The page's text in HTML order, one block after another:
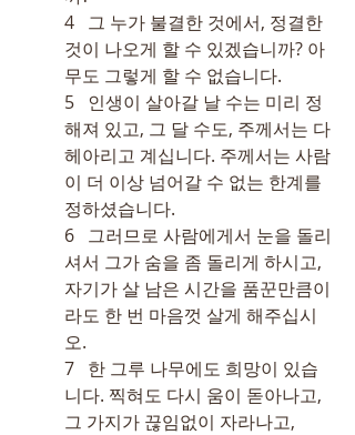
4   그 누가 불결한 것에서, 정결한
것이 나오게 할 수 있겠습니까? 아
무도 그렇게 할 수 없습니다.
5   인생이 살아갈 날 수는 미리 정
해져 있고, 그 달 수도, 주께서는 다
헤아리고 계십니다. 주께서는 사람
이 더 이상 넘어갈 수 없는 한계를
정하셨습니다.
6   그러므로 사람에게서 눈을 돌리
셔서 그가 숨을 좀 돌리게 하시고,
자기가 살 남은 시간을 품꾼만큼이
라도 한 번 마음껏 살게 해주십시
오.
7   한 그루 나무에도 희망이 있습
니다. 찍혀도 다시 움이 돋아나고,
그 가지가 끊임없이 자라나고,